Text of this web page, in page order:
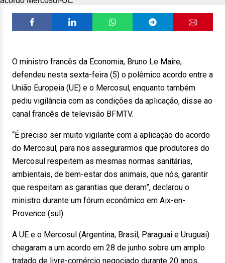
O ministro francês da Economia, Bruno Le Maire,
defendeu nesta sexta-feira (5) o polêmico acordo entre a
União Europeia (UE) e o Mercosul, enquanto também
pediu vigilância com as condições da aplicação, disse ao
canal francês de televisão BFMTV.
“É preciso ser muito vigilante com a aplicação do acordo
do Mercosul, para nos assegurarmos que produtores do
Mercosul respeitem as mesmas normas sanitárias,
ambientais, de bem-estar dos animais, que nós, garantir
que respeitam as garantias que deram”, declarou o
ministro durante um fórum econômico em Aix-en-
Provence (sul).
A UE e o Mercosul (Argentina, Brasil, Paraguai e Uruguai)
chegaram a um acordo em 28 de junho sobre um amplo
tratado de livre-comércio negociado durante 20 anos,